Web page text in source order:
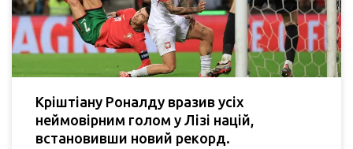
Кріштіану Роналду вразив усіх
неймовірним голом у Лізі націй,
встановивши новий рекорд.